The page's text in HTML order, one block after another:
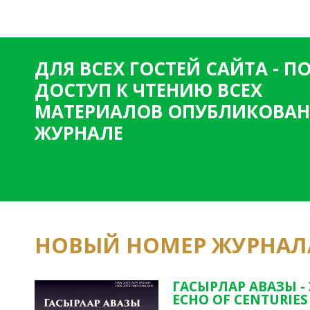
р
а
н
и
ц
ДЛЯ ВСЕХ ГОСТЕЙ САЙТА -
ДОСТУП К ЧТЕНИЮ ВСЕХ
МАТЕРИАЛОВ
ЖУРНАЛЕ
НОВЫЙ НОМЕР
ГАСЫРЛАР АВАЗЫ -
ECHO OF